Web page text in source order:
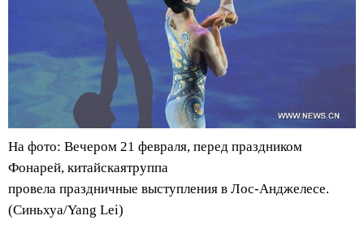
На фото: Вечером 21 февраля, перед праздником
Фонарей, китайскаятруппа
провела праздничные выступления в Лос-Анджелесе.
(Синьхуа/Yang Lei)